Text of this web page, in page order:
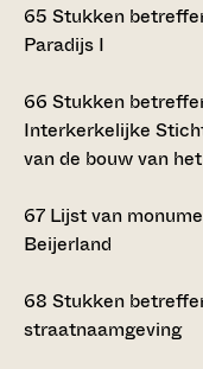
65 Stukken
Paradijs I
66 Stukken
Interkerkelijke
van de bouw van
67 Lijst van
Beijerland
68 Stukken
straatnaamgeving